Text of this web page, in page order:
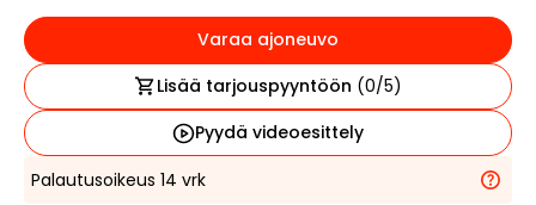
Varaa ajoneuvo
Lisää tarjouspyyntöön (0/5)
Pyydä videoesittely
Palautusoikeus 14 vrk